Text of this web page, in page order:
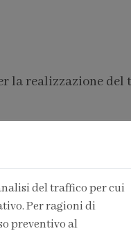
la realizzazione del
del traffico per cui
Per ragioni di
preventivo al